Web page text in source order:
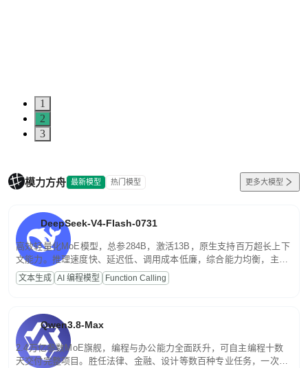
1
2
3
模力方舟 最新模型 热门模型 更多大模型
DeepSeek-V4-Flash-0731
高效轻量化MoE模型，总参284B，激活13B，原生支持百万超长上下
文能力。推理速度快、延迟低、调用成本低廉，综合能力均衡，主打
高并发、轻量化任务，适合日常对话、内容创作、基础 RAG、批量
文案处理等普惠刚需场景。
文本生成 AI 编程模型 Function Calling
Qwen3.8-Max
2.4万亿参数MoE旗舰，编程与办公能力全面跃升，可自主编程十数
天交付完整项目。胜任法律、金融、设计等数百种专业任务，一次对